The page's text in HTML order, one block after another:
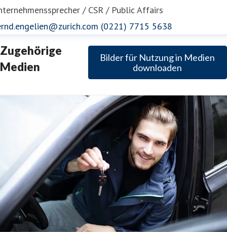
/ CSR / Public Affairs
(0221) 7715 5638
Zugehörige
Medien
Bilder für Nutzung in Medien
downloaden